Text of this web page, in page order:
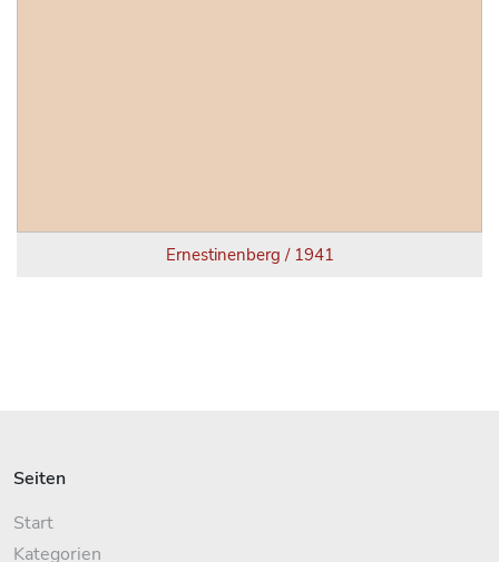
Ernestinenberg / 1941
Seiten
Start
Kategorien